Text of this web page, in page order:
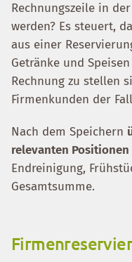
Rechnungszeile in
werden? Es steuert,
aus einer
Getränke und
Rechnung zu stellen
Firmenkunden der
Nach dem Speichern
relevanten Positionen
Endreinigung,
Gesamtsumme.